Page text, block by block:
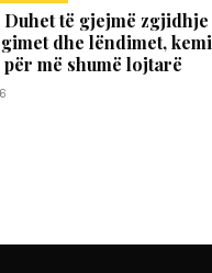
të gjejmë zgjidhje
dhe lëndimet, kemi
më shumë lojtarë